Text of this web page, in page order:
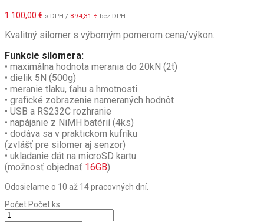
1 100,00 € s DPH / 894,31 € bez DPH
Kvalitný silomer s výborným pomerom cena/výkon.
Funkcie silomera:
• maximálna hodnota merania do 20kN (2t)
• dielik 5N (500g)
• meranie tlaku, ťahu a hmotnosti
• grafické zobrazenie nameraných hodnôt
• USB a RS232C rozhranie
• napájanie z NiMH batérií (4ks)
• dodáva sa v praktickom kufríku
(zvlášť pre silomer aj senzor)
• ukladanie dát na microSD kartu
(možnosť objednať 16GB)
Odosielame o 10 až 14 pracovných dní.
PočetPočet ks